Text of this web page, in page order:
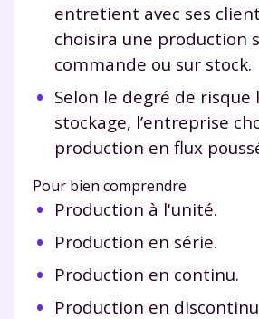
entretient avec ses
choisira une production
commande ou sur stock.
Selon le degré de risque
stockage, l’entreprise
production en flux
Pour bien comprendre
Production à l'unité.
Production en série.
Production en continu.
Production en